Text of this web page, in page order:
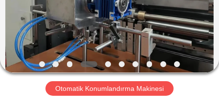
BIZIM
HAKKIMIZDA
FABRIKA
Otomatik Konumlandırma Makinesi